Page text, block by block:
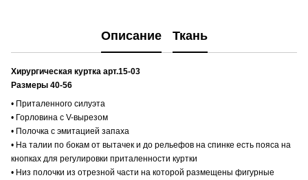
Описание Ткань
Хирургическая куртка арт.15-03
Размеры 40-56
• Приталенного силуэта
• Горловина с V-вырезом
• Полочка с эмитацией запаха
• На талии по бокам от вытачек и до рельефов на спинке есть пояса на
кнопках для регулировки приталенности куртки
• Низ полочки из отрезной части на которой размещены фигурные